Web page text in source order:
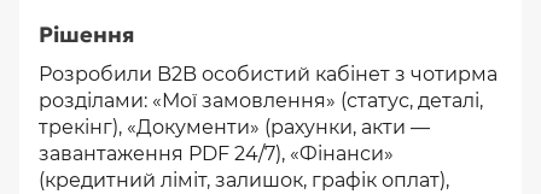
Рішення
Розробили B2B особистий кабінет з чотирма
розділами: «Мої замовлення» (статус, деталі,
трекінг), «Документи» (рахунки, акти —
завантаження PDF 24/7), «Фінанси»
(кредитний ліміт, залишок, графік оплат),